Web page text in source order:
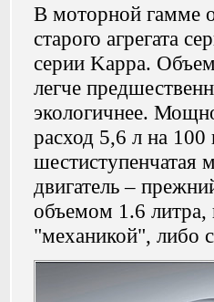
В моторной гамме
старого агрегата
серии Kappa.
легче
экологичнее.
расход 5,6 л на
двигатель –
объемом 1.6 литра,
"механикой", либо